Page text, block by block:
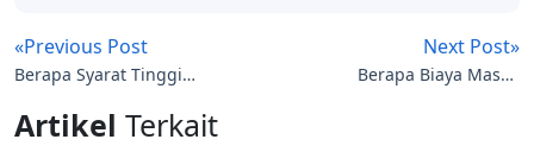
«Previous Post
Berapa Syarat Tinggi
Polwan?
Next Post»
Berapa Biaya Masuk
Artikel Terkait